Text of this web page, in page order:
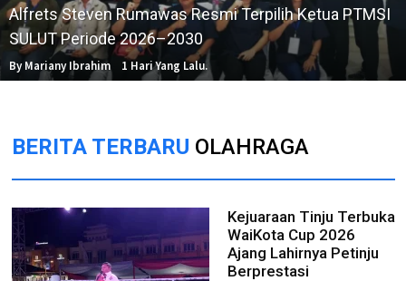
Alfrets Steven Rumawas Resmi Terpilih Ketua PTMSI
SULUT Periode 2026–2030
By Mariany Ibrahim 1 Hari Yang Lalu.
BERITA TERBARU OLAHRAGA
Kejuaraan Tinju Terbuka
WaiKota Cup 2026
Ajang Lahirnya Petinju
Berprestasi